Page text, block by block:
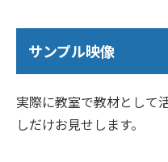
サンプル映像
実際に教室で教材として
しだけお見せします。